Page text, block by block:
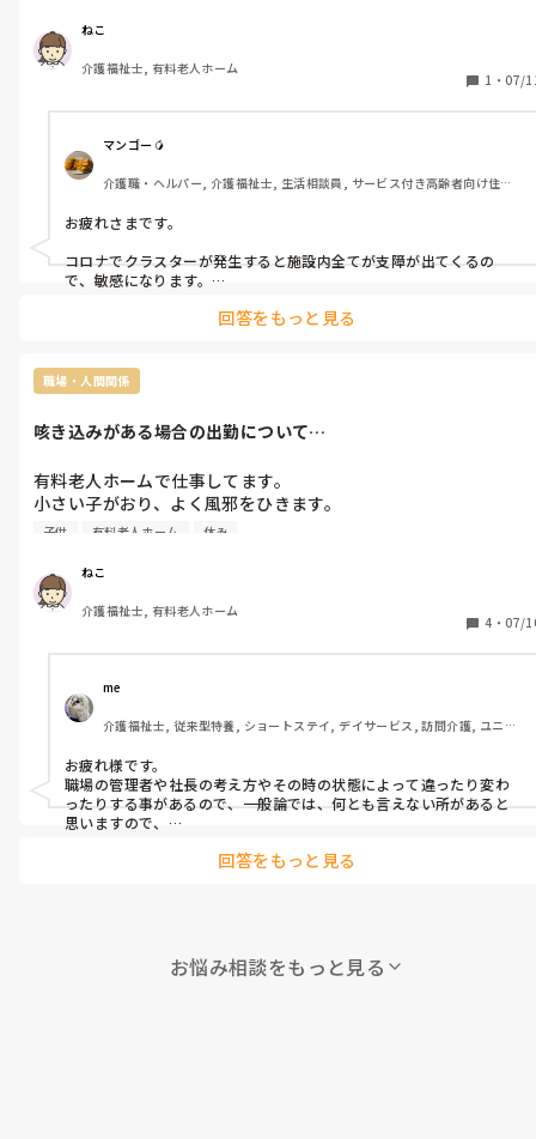
なかったんだ…と強く思いました。
コロナ前に仕事を離れ、ブランクがあり、感覚がずれていたんだ
と思います。(今考えるとその頃は今回のような頻繁に咳が出る
邪をひいたことがなかった…)
パートの時短で月15日ほどしか出勤しません。子供が小さいの
で、気をつけてもまた風邪を移されることがあると思います…。
されると思います。が、かなり施設長の心象も悪く…このままで
は更新あるか厳しいですよね？
き、そこからのステップアップを考えていたので、介護職を選ん
す…。
ねこ
介護福祉士, 有料老人ホーム
1 ・ 07/
マンゴー🥭
介護職・ヘルパー, 介護福祉士, 生活相談員, サービス付き高齢者向け住宅,
バー, 初任者研修, 実務者研修
お疲れさまです。
コロナでクラスターが発生すると施設内全てが支障が出てくるの
で、敏感になります。
今回の事でコロナ感染症だけでなく感染症について再認識して、業務
応することにより信頼関係は変わっていきますよ。
私は介護部署の主任をしていますが、幾度かクラスター発生してそ
毎月のミーティングで再確認、新規スタッフが入社したら感染症対
これも、自分自身の復習にもなるので良いです。
前向きに考えて今後に繋げていきましょ！
回答をもっと見る
職場・人間関係
咳き込みがある場合の出勤について…
有料老人ホームで仕事してます。
小さい子がおり、よく風邪をひきます。
移ってしまい、3週間ほど咳き込みが止まりません。
長の前で咳き込んでしまい、コロナの検査キットで検査をさせら
れました。(結果は陰性です。)検査してもらって、とても有難か
ったのですが、咳き込みがある時は治るまでお休みした方がよか
ちょうど、コロナが始まった頃に結婚で介護職を離れ、今年の5
月に仕事を始めました。
なので、コロナ前に働いていた頃は風邪で熱さえなければ、シフ
トに穴をあけないよう出勤してました。
今もやはり、咳き込みがある場合は極力お休みした方がいいので
しょうか？
子供 有料老人ホーム 休み
ねこ
介護福祉士, 有料老人ホーム
4 ・ 07/
me
介護福祉士, 従来型特養, ショートステイ, デイサービス, 訪問介護, ユニッ
お疲れ様です。
職場の管理者や社長の考え方やその時の状態によって違ったり変わ
ったりする事があるので、一般論では、何とも言えない所があると
思いますので、
お子さんが小さくても働いている方はいますので、職場とねこさん
回答をもっと見る
お悩み相談をもっと見る